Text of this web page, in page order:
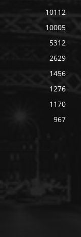
10112
10005
5312
2629
1456
1276
1170
967